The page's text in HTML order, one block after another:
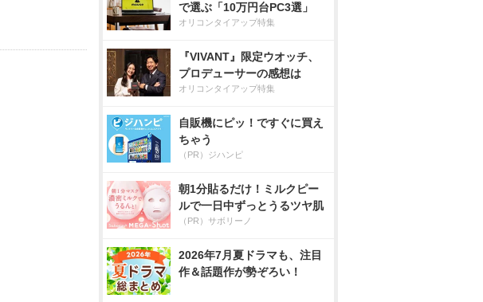
で選ぶ「10万円台PC3選」
オリコンタイアップ特集
『VIVANT』限定ウオッチ、
プロデューサーの感想は
オリコンタイアップ特集
自販機にピッ！ですぐに買え
ちゃう
（PR）ジハンピ
朝1分貼るだけ！ミルクピー
ルで一日中ずっとうるツヤ肌
（PR）サボリーノ
2026年7月夏ドラマも、注目
作＆話題作が勢ぞろい！